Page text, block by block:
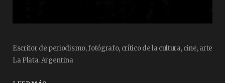
Escritor de periodismo, fotógrafo, crítico de la cultura, cine, arte
La Plata. Argentina